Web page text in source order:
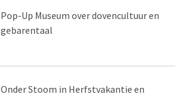
Pop-Up Museum over dovencultuur en
gebarentaal
Onder Stoom in Herfstvakantie en